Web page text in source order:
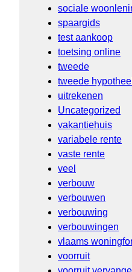
sociale
spaargids
test aankoop
toetsing online
tweede
tweede
uitrekenen
Uncategorized
vakantiehuis
variabele rente
vaste rente
veel
verbouw
verbouwen
verbouwing
verbouwingen
vlaams
voorruit